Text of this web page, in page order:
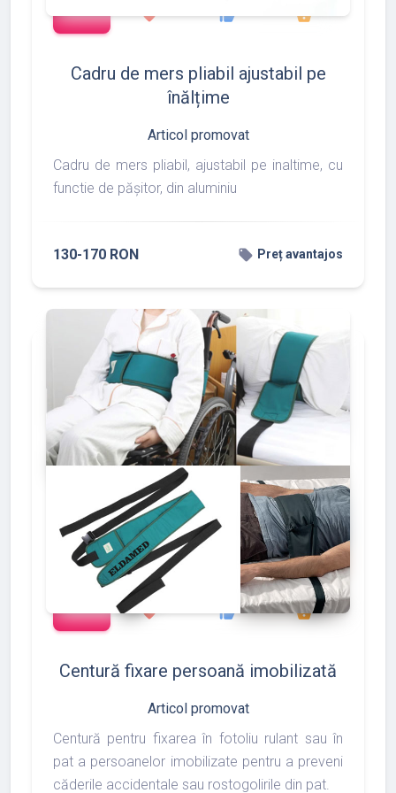
favorite thumb_up shopping_basket
Cadru de mers pliabil ajustabil pe
înălțime
Articol promovat
Cadru de mers pliabil, ajustabil pe inaltime, cu
functie de pășitor, din aluminiu
130-170 RON local_offer Preț avantajos
favorite thumb_up
175
shopping_basket
Centură fixare persoană imobilizată
Articol promovat
Centură pentru fixarea în fotoliu rulant sau în
pat a persoanelor imobilizate pentru a preveni
căderile accidentale sau rostogolirile din pat.